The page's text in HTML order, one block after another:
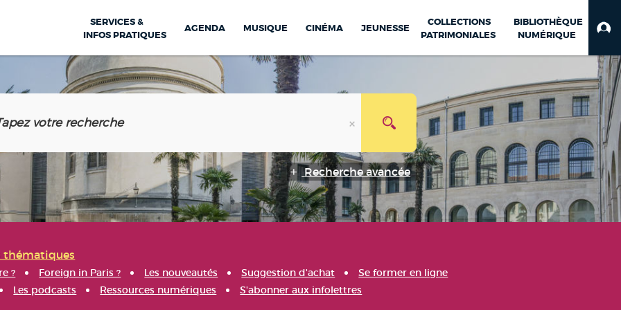
SERVICES &
INFOS PRATIQUES
AGENDA MUSIQUE CINÉMA JEUNESSE
COLLECTIONS
PATRIMONIALES
BIBLIOTHÈQUE
NUMÉRIQUE
Recherche avancée
thématiques
? Foreign in Paris ? Les nouveautés Suggestion d'achat
Se former en ligne
Les podcasts Ressources numériques S'abonner aux infolettres